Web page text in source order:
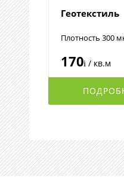
Геотекстиль
Плотность 300
170i/ кв.м